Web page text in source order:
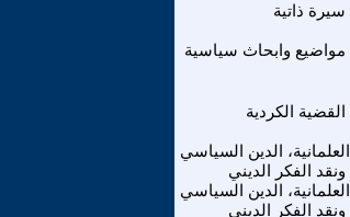
سيرة ذاتية
مواضيع وابحاث سياسية
القضية الكردية
العلمانية، الدين السياسي
ونقد الفكر الديني
العلمانية، الدين السياسي
ونقد الفكر الديني